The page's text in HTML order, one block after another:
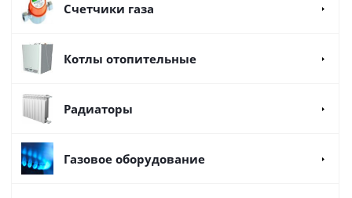
Счетчики газа
Котлы отопительные
Радиаторы
Газовое оборудование